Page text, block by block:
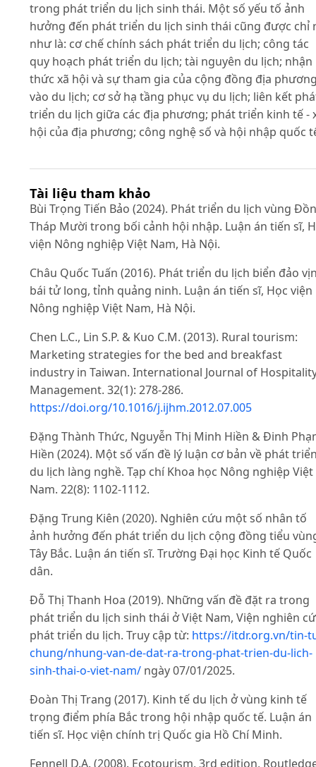
trong phát triển du lịch sinh thái. Một số yếu tố ảnh
hưởng đến phát triển du lịch sinh thái cũng được chỉ
như là: cơ chế chính sách phát triển du lịch; công tác
quy hoạch phát triển du lịch; tài nguyên du lịch; nhận
thức xã hội và sự tham gia của cộng đồng địa
vào du lịch; cơ sở hạ tầng phục vụ du lịch; liên kết
triển du lịch giữa các địa phương; phát triển kinh tế -
hội của địa phương; công nghệ số và hội nhập quốc
Tài liệu tham khảo
Bùi Trọng Tiến Bảo (2024). Phát triển du lịch vùng
Tháp Mười trong bối cảnh hội nhập. Luận án tiến sĩ,
viện Nông nghiệp Việt Nam, Hà Nội.
Châu Quốc Tuấn (2016). Phát triển du lịch biển đảo
bái tử long, tỉnh quảng ninh. Luận án tiến sĩ, Học viện
Nông nghiệp Việt Nam, Hà Nội.
Chen L.C., Lin S.P. & Kuo C.M. (2013). Rural tourism:
Marketing strategies for the bed and breakfast
industry in Taiwan. International Journal of
Management. 32(1): 278-286.
https://doi.org/10.1016/j.ijhm.2012.07.005
Đặng Thành Thức, Nguyễn Thị Minh Hiền & Đinh
Hiền (2024). Một số vấn đề lý luận cơ bản về phát
du lịch làng nghề. Tạp chí Khoa học Nông nghiệp Việt
Nam. 22(8): 1102-1112.
Đặng Trung Kiên (2020). Nghiên cứu một số nhân tố
ảnh hưởng đến phát triển du lịch cộng đồng tiểu
Tây Bắc. Luận án tiến sĩ. Trường Đại học Kinh tế Quốc
dân.
Đỗ Thị Thanh Hoa (2019). Những vấn đề đặt ra trong
phát triển du lịch sinh thái ở Việt Nam, Viện nghiên
phát triển du lịch. Truy cập từ: https://itdr.org.vn/tin-
chung/nhung-van-de-dat-ra-trong-phat-trien-du-lich-
sinh-thai-o-viet-nam/ ngày 07/01/2025.
Đoàn Thị Trang (2017). Kinh tế du lịch ở vùng kinh tế
trọng điểm phía Bắc trong hội nhập quốc tế. Luận án
tiến sĩ. Học viện chính trị Quốc gia Hồ Chí Minh.
Fennell D.A. (2008). Ecotourism, 3rd edition,